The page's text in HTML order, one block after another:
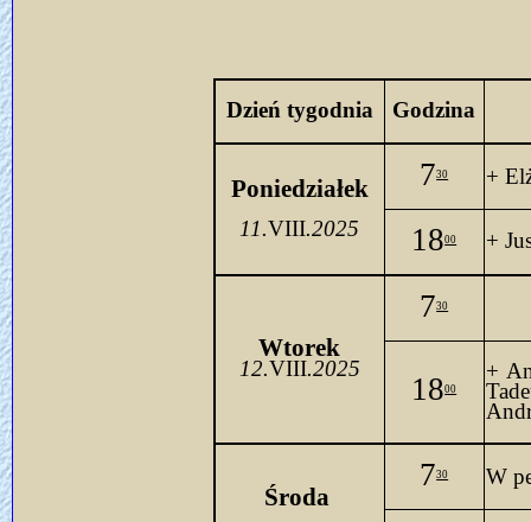
Dzień tygodnia Godzina
Poniedziałek
11.VIII.2025
730 +
1800 +
Wtorek
12.VIII.2025
730
1800
+
Środa
730 W